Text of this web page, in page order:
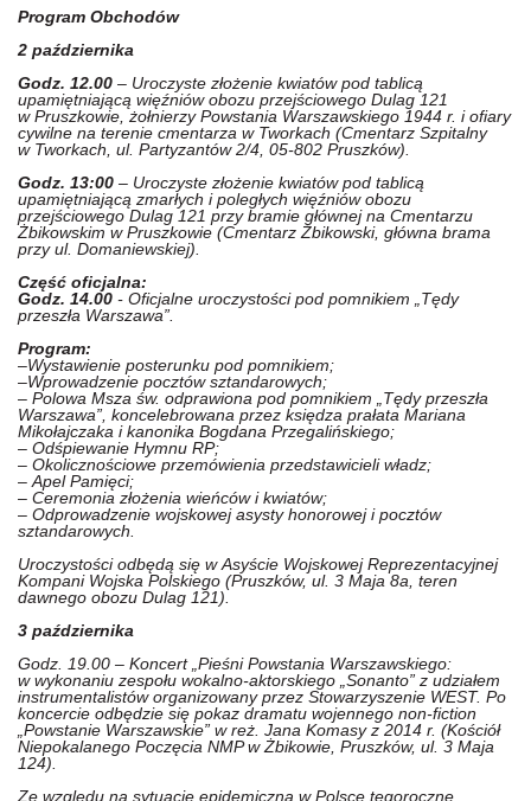
Program Obchodów
2 października
Godz. 12.00 – Uroczyste złożenie kwiatów pod tablicą
upamiętniającą więźniów obozu przejściowego Dulag 121
w Pruszkowie, żołnierzy Powstania Warszawskiego 1944 r. i ofiary
cywilne na terenie cmentarza w Tworkach (Cmentarz Szpitalny
w Tworkach, ul. Partyzantów 2/4, 05-802 Pruszków).
Godz. 13:00 – Uroczyste złożenie kwiatów pod tablicą
upamiętniającą zmarłych i poległych więźniów obozu
przejściowego Dulag 121 przy bramie głównej na Cmentarzu
Żbikowskim w Pruszkowie (Cmentarz Żbikowski, główna brama
przy ul. Domaniewskiej).
Część oficjalna:
Godz. 14.00 - Oficjalne uroczystości pod pomnikiem „Tędy
przeszła Warszawa”.
Program:
–Wystawienie posterunku pod pomnikiem;
–Wprowadzenie pocztów sztandarowych;
– Polowa Msza św. odprawiona pod pomnikiem „Tędy przeszła
Warszawa”, koncelebrowana przez księdza prałata Mariana
Mikołajczaka i kanonika Bogdana Przegalińskiego;
– Odśpiewanie Hymnu RP;
– Okolicznościowe przemówienia przedstawicieli władz;
– Apel Pamięci;
– Ceremonia złożenia wieńców i kwiatów;
– Odprowadzenie wojskowej asysty honorowej i pocztów
sztandarowych.
Uroczystości odbędą się w Asyście Wojskowej Reprezentacyjnej
Kompani Wojska Polskiego (Pruszków, ul. 3 Maja 8a, teren
dawnego obozu Dulag 121).
3 października
Godz. 19.00 – Koncert „Pieśni Powstania Warszawskiego:
w wykonaniu zespołu wokalno-aktorskiego „Sonanto” z udziałem
instrumentalistów organizowany przez Stowarzyszenie WEST. Po
koncercie odbędzie się pokaz dramatu wojennego non-fiction
„Powstanie Warszawskie” w reż. Jana Komasy z 2014 r. (Kościół
Niepokalanego Poczęcia NMP w Żbikowie, Pruszków, ul. 3 Maja
124).
Ze względu na sytuację epidemiczna w Polsce tegoroczne